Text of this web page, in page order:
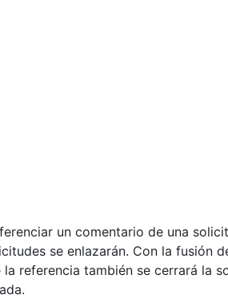
un comentario de una
se enlazarán. Con la fusión
referencia también se cerrará la